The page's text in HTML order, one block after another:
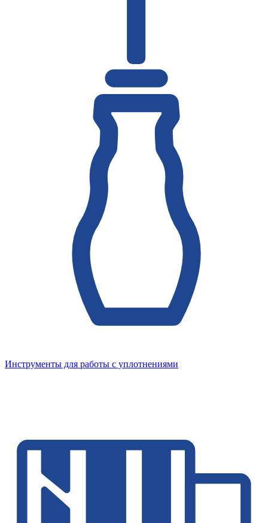
Инструменты для работы с уплотнениями